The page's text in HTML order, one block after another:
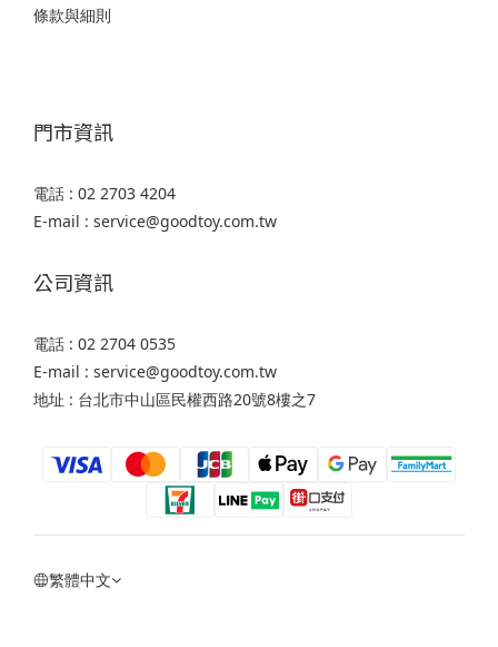
條款與細則
門市資訊
電話 : 02 2703 4204
E-mail : service@goodtoy.com.tw
公司資訊
電話 : 02 2704 0535
E-mail : service@goodtoy.com.tw
地址 : 台北市中山區民權西路20號8樓之7
繁體中文